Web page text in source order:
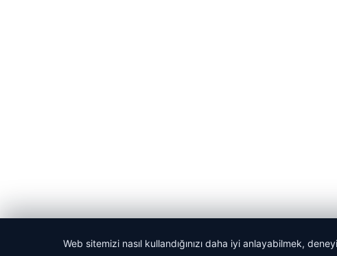
Web sitemizi nasıl kullandığınızı daha iyi anlayabilmek,